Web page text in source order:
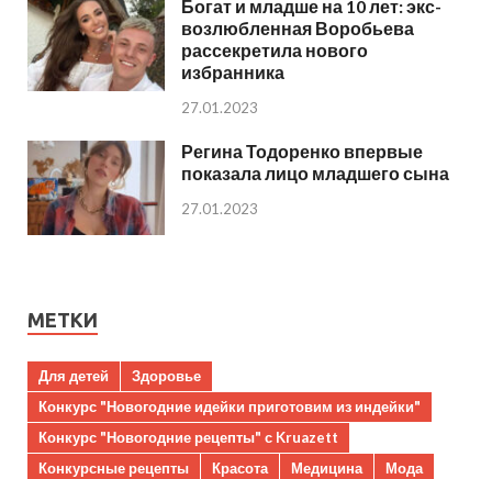
Богат и младше на 10 лет: экс-
возлюбленная Воробьева
рассекретила нового
избранника
27.01.2023
Регина Тодоренко впервые
показала лицо младшего сына
27.01.2023
МЕТКИ
Для детей
Здоровье
Конкурс "Новогодние идейки приготовим из индейки"
Конкурс "Новогодние рецепты" с Kruazett
Конкурсные рецепты
Красота Медицина
Мода